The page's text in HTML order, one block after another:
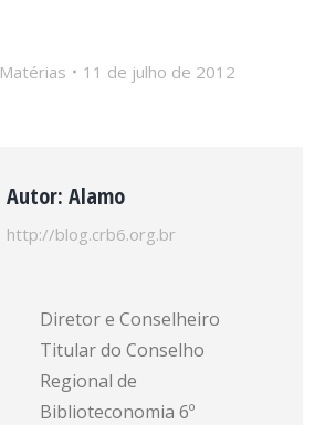
Matérias 11 de julho de 2012
Autor: Alamo
http://blog.crb6.org.br
Diretor e Conselheiro
Titular do Conselho
Regional de
Biblioteconomia 6º